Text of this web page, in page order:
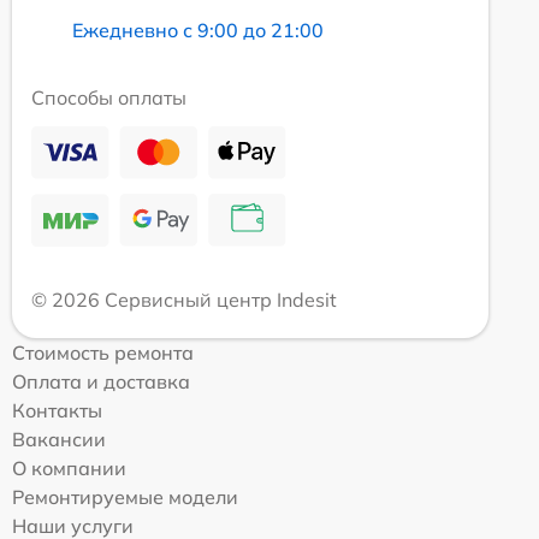
Ежедневно с 9:00 до 21:00
Способы оплаты
© 2026 Сервисный центр Indesit
Стоимость ремонта
Оплата и доставка
Контакты
Вакансии
О компании
Ремонтируемые модели
Наши услуги